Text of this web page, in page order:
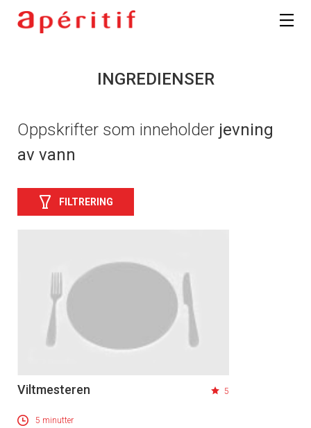
INGREDIENSER
Oppskrifter som inneholder jevning
av vann
FILTRERING
Viltmesteren 5
5 minutter